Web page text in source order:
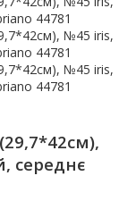
середнє